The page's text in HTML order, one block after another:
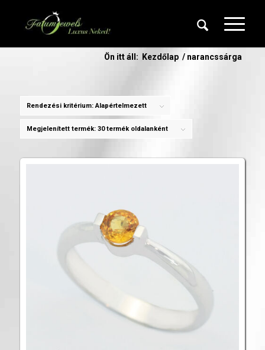
Ön itt áll: Kezdőlap / narancssárga
Rendezési kritérium:Alapértelmezett
Megjelenített termék: 30 termék oldalanként